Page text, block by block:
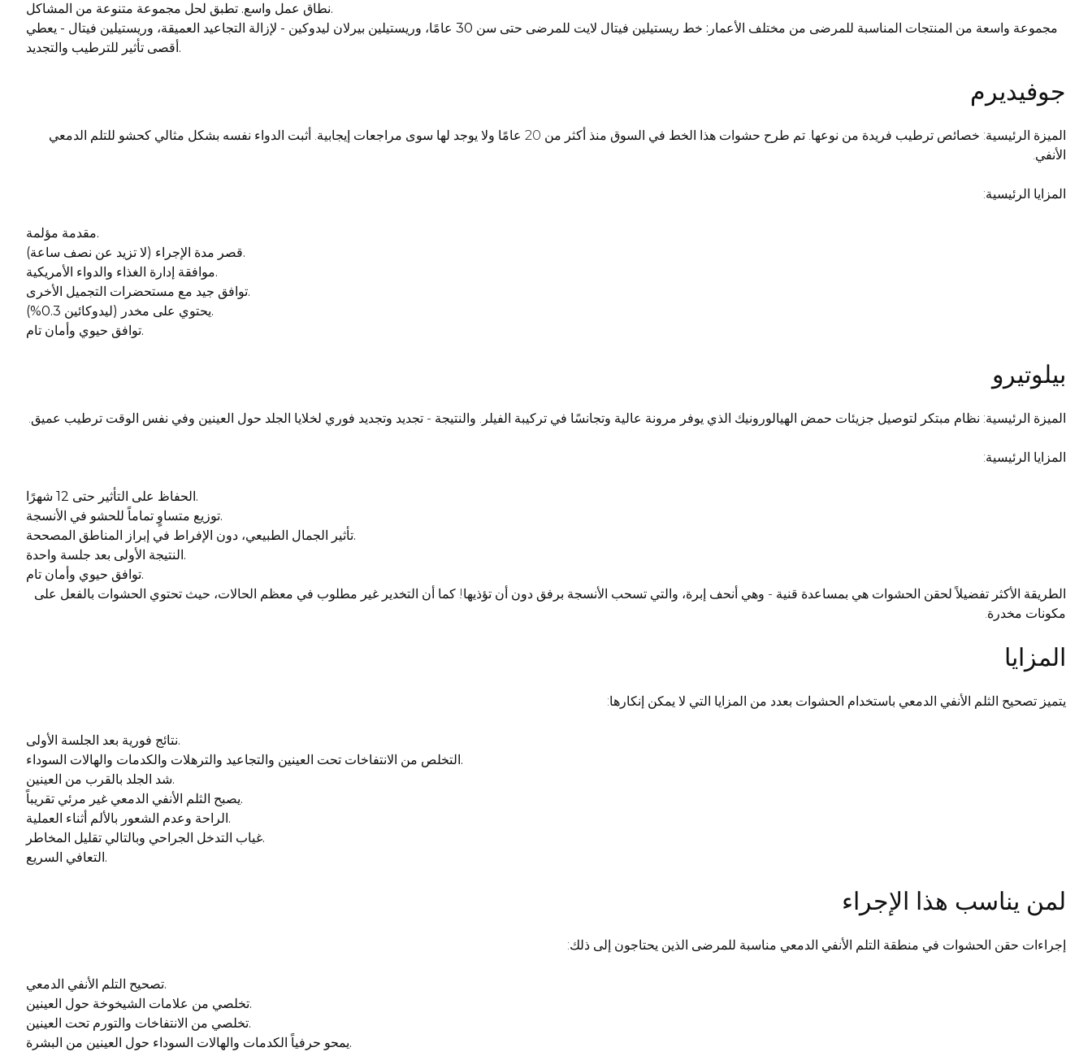
نطاق عمل واسع. تطبق لحل مجموعة متنوعة من المشاكل.
مجموعة واسعة من المنتجات المناسبة للمرضى من مختلف الأعمار: خط ريستيلين فيتال لايت للمرضى حتى سن 30 عامًا، وريستيلين بيرلان ليدوكين - لإزالة التجاعيد العميقة، وريستيلين فيتال - يعطي
أقصى تأثير للترطيب والتجديد.
جوفيديرم
الميزة الرئيسية: خصائص ترطيب فريدة من نوعها. تم طرح حشوات هذا الخط في السوق منذ أكثر من 20 عامًا ولا يوجد لها سوى مراجعات إيجابية. أثبت الدواء نفسه بشكل مثالي كحشو للتلم الدمعي
الأنفي.
المزايا الرئيسية:
مقدمة مؤلمة.
قصر مدة الإجراء (لا تزيد عن نصف ساعة).
موافقة إدارة الغذاء والدواء الأمريكية.
توافق جيد مع مستحضرات التجميل الأخرى.
يحتوي على مخدر (ليدوكائين 0.3%).
توافق حيوي وأمان تام.
بيلوتيرو
الميزة الرئيسية: نظام مبتكر لتوصيل جزيئات حمض الهيالورونيك الذي يوفر مرونة عالية وتجانسًا في تركيبة الفيلر. والنتيجة - تجديد وتجديد فوري لخلايا الجلد حول العينين وفي نفس الوقت ترطيب عميق.
المزايا الرئيسية:
الحفاظ على التأثير حتى 12 شهرًا.
توزيع متساوٍ تماماً للحشو في الأنسجة.
تأثير الجمال الطبيعي، دون الإفراط في إبراز المناطق المصححة.
النتيجة الأولى بعد جلسة واحدة.
توافق حيوي وأمان تام.
الطريقة الأكثر تفضيلاً لحقن الحشوات هي بمساعدة قنية - وهي أنحف إبرة، والتي تسحب الأنسجة برفق دون أن تؤذيها! كما أن التخدير غير مطلوب في معظم الحالات، حيث تحتوي الحشوات بالفعل على
مكونات مخدرة.
المزايا
يتميز تصحيح الثلم الأنفي الدمعي باستخدام الحشوات بعدد من المزايا التي لا يمكن إنكارها:
نتائج فورية بعد الجلسة الأولى.
التخلص من الانتفاخات تحت العينين والتجاعيد والترهلات والكدمات والهالات السوداء.
شد الجلد بالقرب من العينين.
يصبح الثلم الأنفي الدمعي غير مرئي تقريباً.
الراحة وعدم الشعور بالألم أثناء العملية.
غياب التدخل الجراحي وبالتالي تقليل المخاطر.
التعافي السريع.
لمن يناسب هذا الإجراء
إجراءات حقن الحشوات في منطقة التلم الأنفي الدمعي مناسبة للمرضى الذين يحتاجون إلى ذلك:
تصحيح التلم الأنفي الدمعي.
تخلصي من علامات الشيخوخة حول العينين.
تخلصي من الانتفاخات والتورم تحت العينين.
يمحو حرفياً الكدمات والهالات السوداء حول العينين من البشرة.